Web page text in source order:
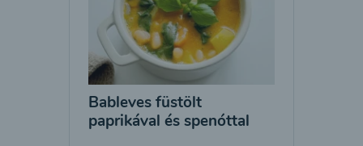
Bableves füstölt
paprikával és spenóttal